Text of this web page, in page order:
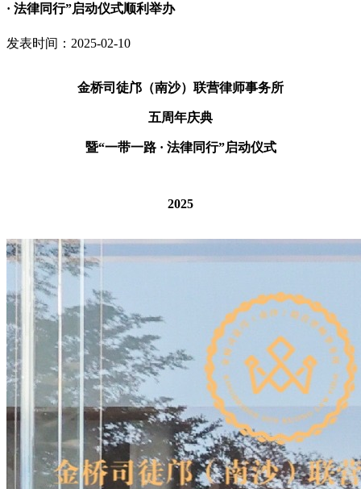
· 法律同行”启动仪式顺利举办
发表时间：2025-02-10
金桥司徒邝（南沙）联营律师事务所
五周年庆典
暨“一带一路 · 法律同行”启动仪式
2025